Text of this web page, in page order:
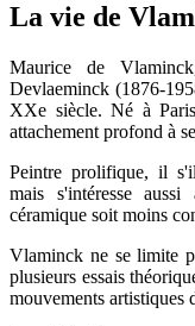
La vie de
Maurice de
Devlaeminck (1876-
XXe siècle. Né à
attachement profond à
Peintre prolifique, il
mais s'intéresse
céramique soit moins
Vlaminck ne se limite
plusieurs essais
mouvements artistiques